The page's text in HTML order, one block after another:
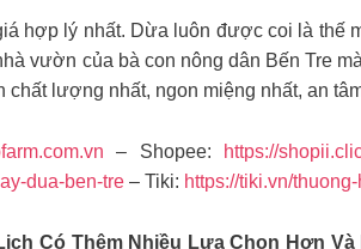
hợp lý nhất. Dừa luôn được coi là thế
vườn của bà con nông dân Bến Tre
lượng nhất, ngon miệng nhất, an
– Shopee:
https://
dua-ben-tre – Tiki: https://tiki.vn/
Có Thêm Nhiều Lựa Chọn Hơn